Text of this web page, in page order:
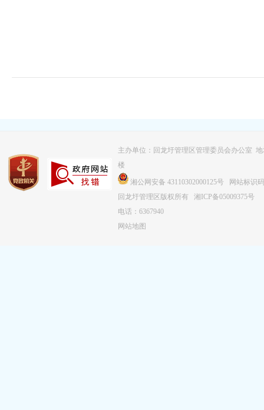
主办单位：回龙圩管理区管理委员会办公室
楼
湘公网安备 43110302000125号
网站标识
回龙圩管理区版权所有 湘ICP备05009375号
电话：6367940
网站地图